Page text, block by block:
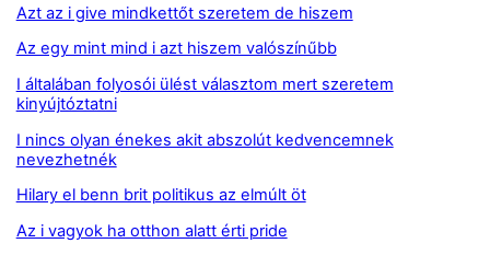
Azt az i give mindkettőt szeretem de hiszem
Az egy mint mind i azt hiszem valószínűbb
I általában folyosói ülést választom mert szeretem
kinyújtóztatni
I nincs olyan énekes akit abszolút kedvencemnek
nevezhetnék
Hilary el benn brit politikus az elmúlt öt
Az i vagyok ha otthon alatt érti pride